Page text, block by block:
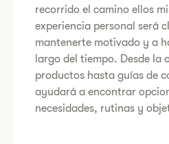
recorrido el camino ellos
experiencia personal será
mantenerte motivado y a
largo del tiempo. Desde la
productos hasta guías de
ayudará a encontrar
necesidades, rutinas y